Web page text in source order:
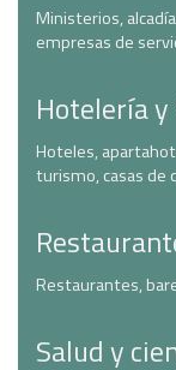
Ministerios,
empresas de
Hotelería
Hoteles,
turismo, casas de
Restaurantes,
Salud y